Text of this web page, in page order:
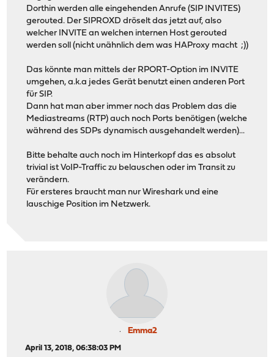
Dorthin werden alle eingehenden Anrufe (SIP INVITES)
gerouted. Der SIPROXD dröselt das jetzt auf, also
welcher INVITE an welchen internen Host gerouted
werden soll (nicht unähnlich dem was HAProxy macht ;))
Das könnte man mittels der RPORT-Option im INVITE
umgehen, a.k.a jedes Gerät benutzt einen anderen Port
für SIP.
Dann hat man aber immer noch das Problem das die
Mediastreams (RTP) auch noch Ports benötigen (welche
während des SDPs dynamisch ausgehandelt werden)...
Bitte behalte auch noch im Hinterkopf das es absolut
trivial ist VoIP-Traffic zu belauschen oder im Transit zu
verändern.
Für ersteres braucht man nur Wireshark und eine
lauschige Position im Netzwerk.
Emma2
April 13, 2018, 06:38:03 PM